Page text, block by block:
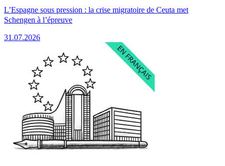
L’Espagne sous pression : la crise migratoire de Ceuta met
Schengen à l’épreuve
31.07.2026